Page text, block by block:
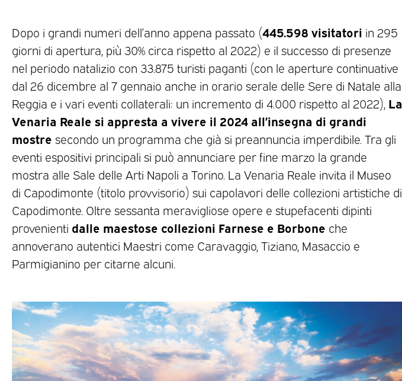
Dopo i grandi numeri dell’anno appena passato (445.598 visitatori in 295
giorni di apertura, più 30% circa rispetto al 2022) e il successo di presenze
nel periodo natalizio con 33.875 turisti paganti (con le aperture continuative
dal 26 dicembre al 7 gennaio anche in orario serale delle Sere di Natale alla
Reggia e i vari eventi collaterali: un incremento di 4.000 rispetto al 2022), La
Venaria Reale si appresta a vivere il 2024 all’insegna di grandi
mostre secondo un programma che già si preannuncia imperdibile. Tra gli
eventi espositivi principali si può annunciare per fine marzo la grande
mostra alle Sale delle Arti Napoli a Torino. La Venaria Reale invita il Museo
di Capodimonte (titolo provvisorio) sui capolavori delle collezioni artistiche di
Capodimonte. Oltre sessanta meravigliose opere e stupefacenti dipinti
provenienti dalle maestose collezioni Farnese e Borbone che
annoverano autentici Maestri come Caravaggio, Tiziano, Masaccio e
Parmigianino per citarne alcuni.